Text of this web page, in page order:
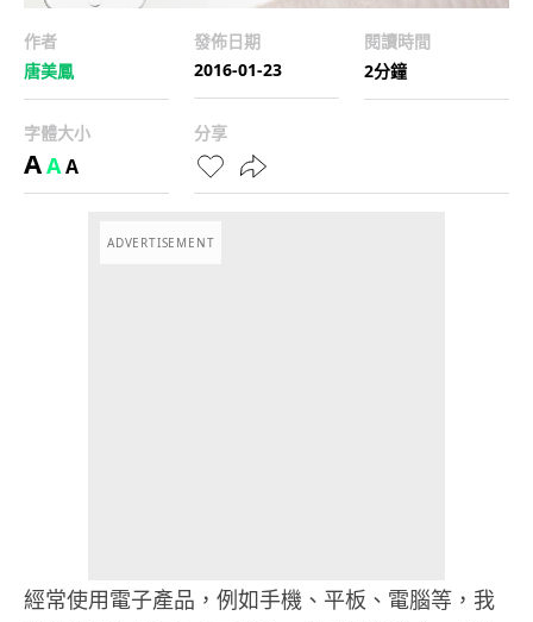
作者
唐美鳳
發佈日期
2016-01-23
閱讀時間
2分鐘
字體大小
AAA
分享
ADVERTISEMENT
經常使用電子產品，例如手機、平板、電腦等，我